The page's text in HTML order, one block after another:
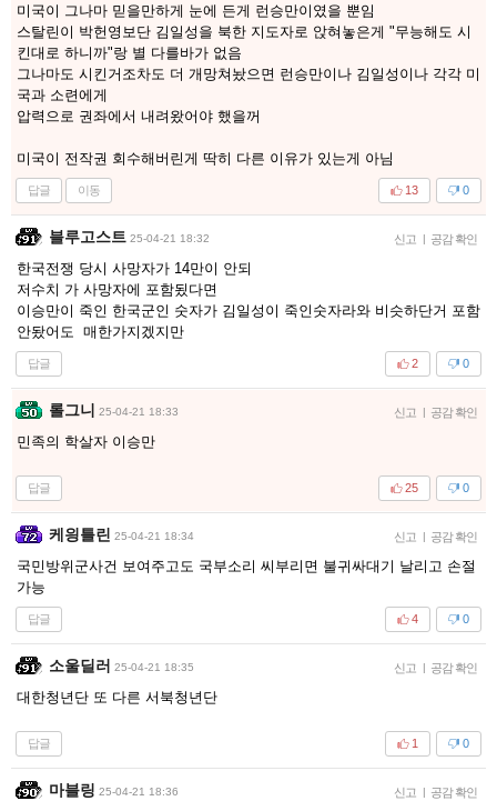
미국이 그나마 믿을만하게 눈에 든게 런승만이였을 뿐임
스탈린이 박헌영보단 김일성을 북한 지도자로 앉혀놓은게 "무능해도 시
킨대로 하니까"랑 별 다를바가 없음
그나마도 시킨거조차도 더 개망쳐놨으면 런승만이나 김일성이나 각각 미
국과 소련에게
압력으로 권좌에서 내려왔어야 했을꺼
미국이 전작권 회수해버린게 딱히 다른 이유가 있는게 아님
답글 이동 0
13
블루고스트 25-04-21 18:32 신고 | 공감 확인
한국전쟁 당시 사망자가 14만이 안되
저수치 가 사망자에 포함됬다면
이승만이 죽인 한국군인 숫자가 김일성이 죽인숫자라와 비슷하단거 포함
안돴어도 매한가지겠지만
답글 0
2
롤그니 25-04-21 18:33 신고 | 공감 확인
민족의 학살자 이승만
답글 0
25
케읭틀린 25-04-21 18:34 신고 | 공감 확인
국민방위군사건 보여주고도 국부소리 씨부리면 불귀싸대기 날리고 손절
가능
답글 0
4
소울딜러 25-04-21 18:35 신고 | 공감 확인
대한청년단 또 다른 서북청년단
답글 0
1
마블링 25-04-21 18:36 신고 | 공감 확인